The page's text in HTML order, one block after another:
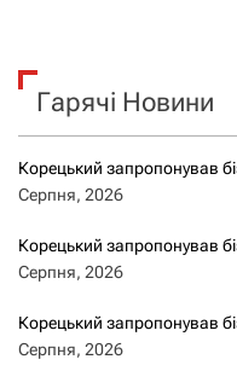
ц
і
я
з
з
к
Гарячі Новини
Корецький запропонував
Серпня, 2026
Корецький запропонував
Серпня, 2026
Корецький запропонував
Серпня, 2026